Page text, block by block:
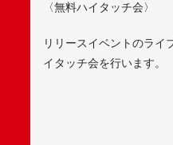
〈無料ハイタッチ会〉
リリースイベントのライ
イタッチ会を行います。